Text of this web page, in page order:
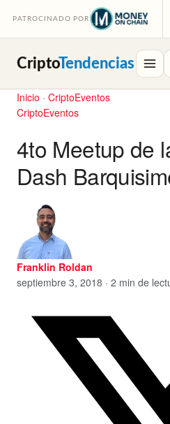
PATROCINADO POR
CriptoTendencias
Inicio · CriptoEventos
CriptoEventos
4to Meetup de
Dash
Franklin Roldan
septiembre 3, 2018 · 2 min de